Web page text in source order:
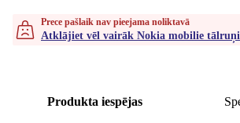
Prece pašlaik nav pieejama noliktavā
Atklājiet vēl vairāk Nokia mobilie tālruņi
Produkta iespējas